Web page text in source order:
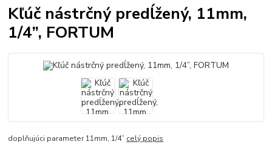
Kľúč nástrčný predĺžený, 11mm,
1/4”, FORTUM
doplňujúci parameter 11mm, 1/4” celý popis